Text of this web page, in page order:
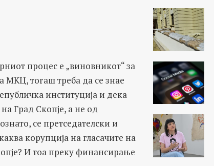
процес е „виновникот“ за
МКЦ, тогаш треба да се знае
институција и дека
Град Скопје, а не од
се претседателски и
корупција на гласачите на
И тоа преку финансирање